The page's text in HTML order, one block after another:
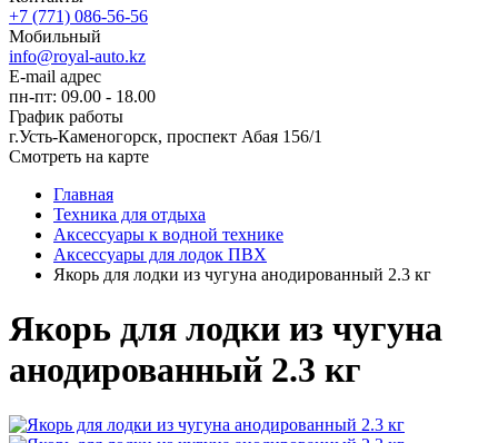
+7 (771) 086-56-56
Мобильный
info@royal-auto.kz
E-mail адрес
пн-пт: 09.00 - 18.00
График работы
г.Усть-Каменогорск, проспект Абая 156/1
Смотреть на карте
Главная
Техника для отдыха
Аксессуары к водной технике
Аксессуары для лодок ПВХ
Якорь для лодки из чугуна анодированный 2.3 кг
Якорь для лодки из чугуна
анодированный 2.3 кг